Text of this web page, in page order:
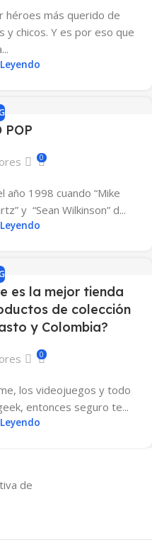
héroes más querido de
chicos. Y es por eso que
POP
0
1998 cuando “Mike
y “Sean Wilkinson” d...
es la mejor tienda
de colección
y Colombia?
0
los videojuegos y todo
entonces seguro te...
de